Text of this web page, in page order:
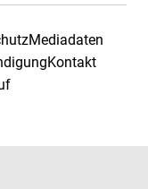
Mediadaten
Kontakt